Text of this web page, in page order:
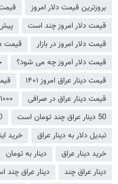
بروزترین قیمت دلار امروز
قیمت
قیمت دلار امروز چند است
قیمت دلار امروز در بازار
قیمت
قیمت دلار امروز چه می شود؟
قیمت دینار عراق امروز ۱۴۰۱
قیمت
قیمت دینار عراق در صرافی
۱۰۰۰ دینار چند تومان است
50 دینار عراق چند تومان است
500
تبدیل دلار به دینار عراق
خرید
خرید دینار عراق
دینار به تومان
دینار عراق چند
دینار عراق چند